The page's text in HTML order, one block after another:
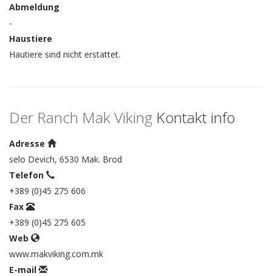
Abmeldung
-
Haustiere
Hautiere sind nicht erstattet.
Der Ranch Mak Viking Kontakt info
Adresse
selo Devich, 6530 Mak. Brod
Telefon
+389 (0)45 275 606
Fax
+389 (0)45 275 605
Web
www.makviking.com.mk
E-mail